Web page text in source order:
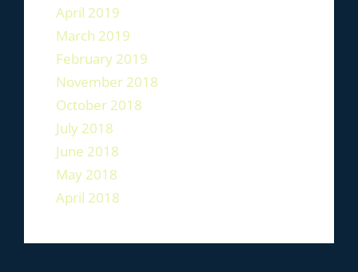
April 2019
March 2019
February 2019
November 2018
October 2018
July 2018
June 2018
May 2018
April 2018